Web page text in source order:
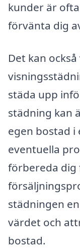
kunder är
förvänta dig
Det kan
städa upp
städning kan
egen bostad
eventuella
förbereda dig
städningen
värdet och
bostad.